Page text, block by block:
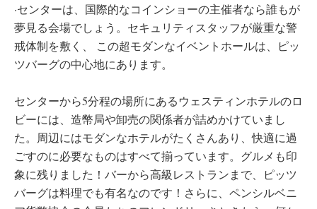
·センターは、国際的なコインショーの主催者なら誰もが
夢見る会場でしょう。セキュリティスタッフが厳重な警
戒体制を敷く、 この超モダンなイベントホールは、ピッ
ツバーグの中心地にあります。
センターから5分程の場所にあるウェスティンホテルのロ
ビーには、造幣局や卸売の関係者が詰めかけていまし
た。周辺にはモダンなホテルがたくさんあり、快適に過
ごすのに必要なものはすべて揃っています。グルメも印
象に残りました！バーから高級レストランまで、ピッツ
バーグは料理でも有名なのです！さらに、ペンシルベニ